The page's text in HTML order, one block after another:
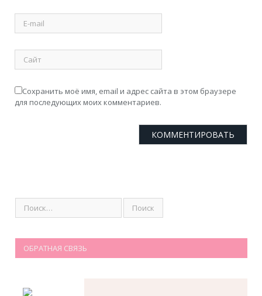
Сохранить моё имя, email и адрес сайта в этом браузере
для последующих моих комментариев.
ОБРАТНАЯ СВЯЗЬ